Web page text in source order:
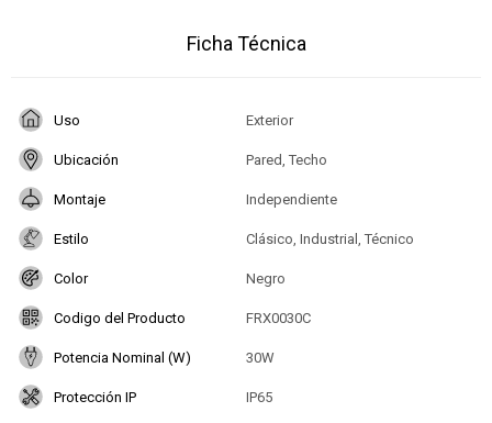
Ficha Técnica
Uso Exterior
Ubicación Pared, Techo
Montaje Independiente
Estilo Clásico, Industrial, Técnico
Color Negro
Codigo del Producto FRX0030C
Potencia Nominal (W) 30W
Protección IP IP65